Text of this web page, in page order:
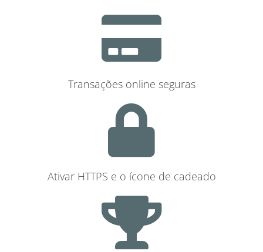
Transações online seguras
Ativar HTTPS e o ícone de cadeado